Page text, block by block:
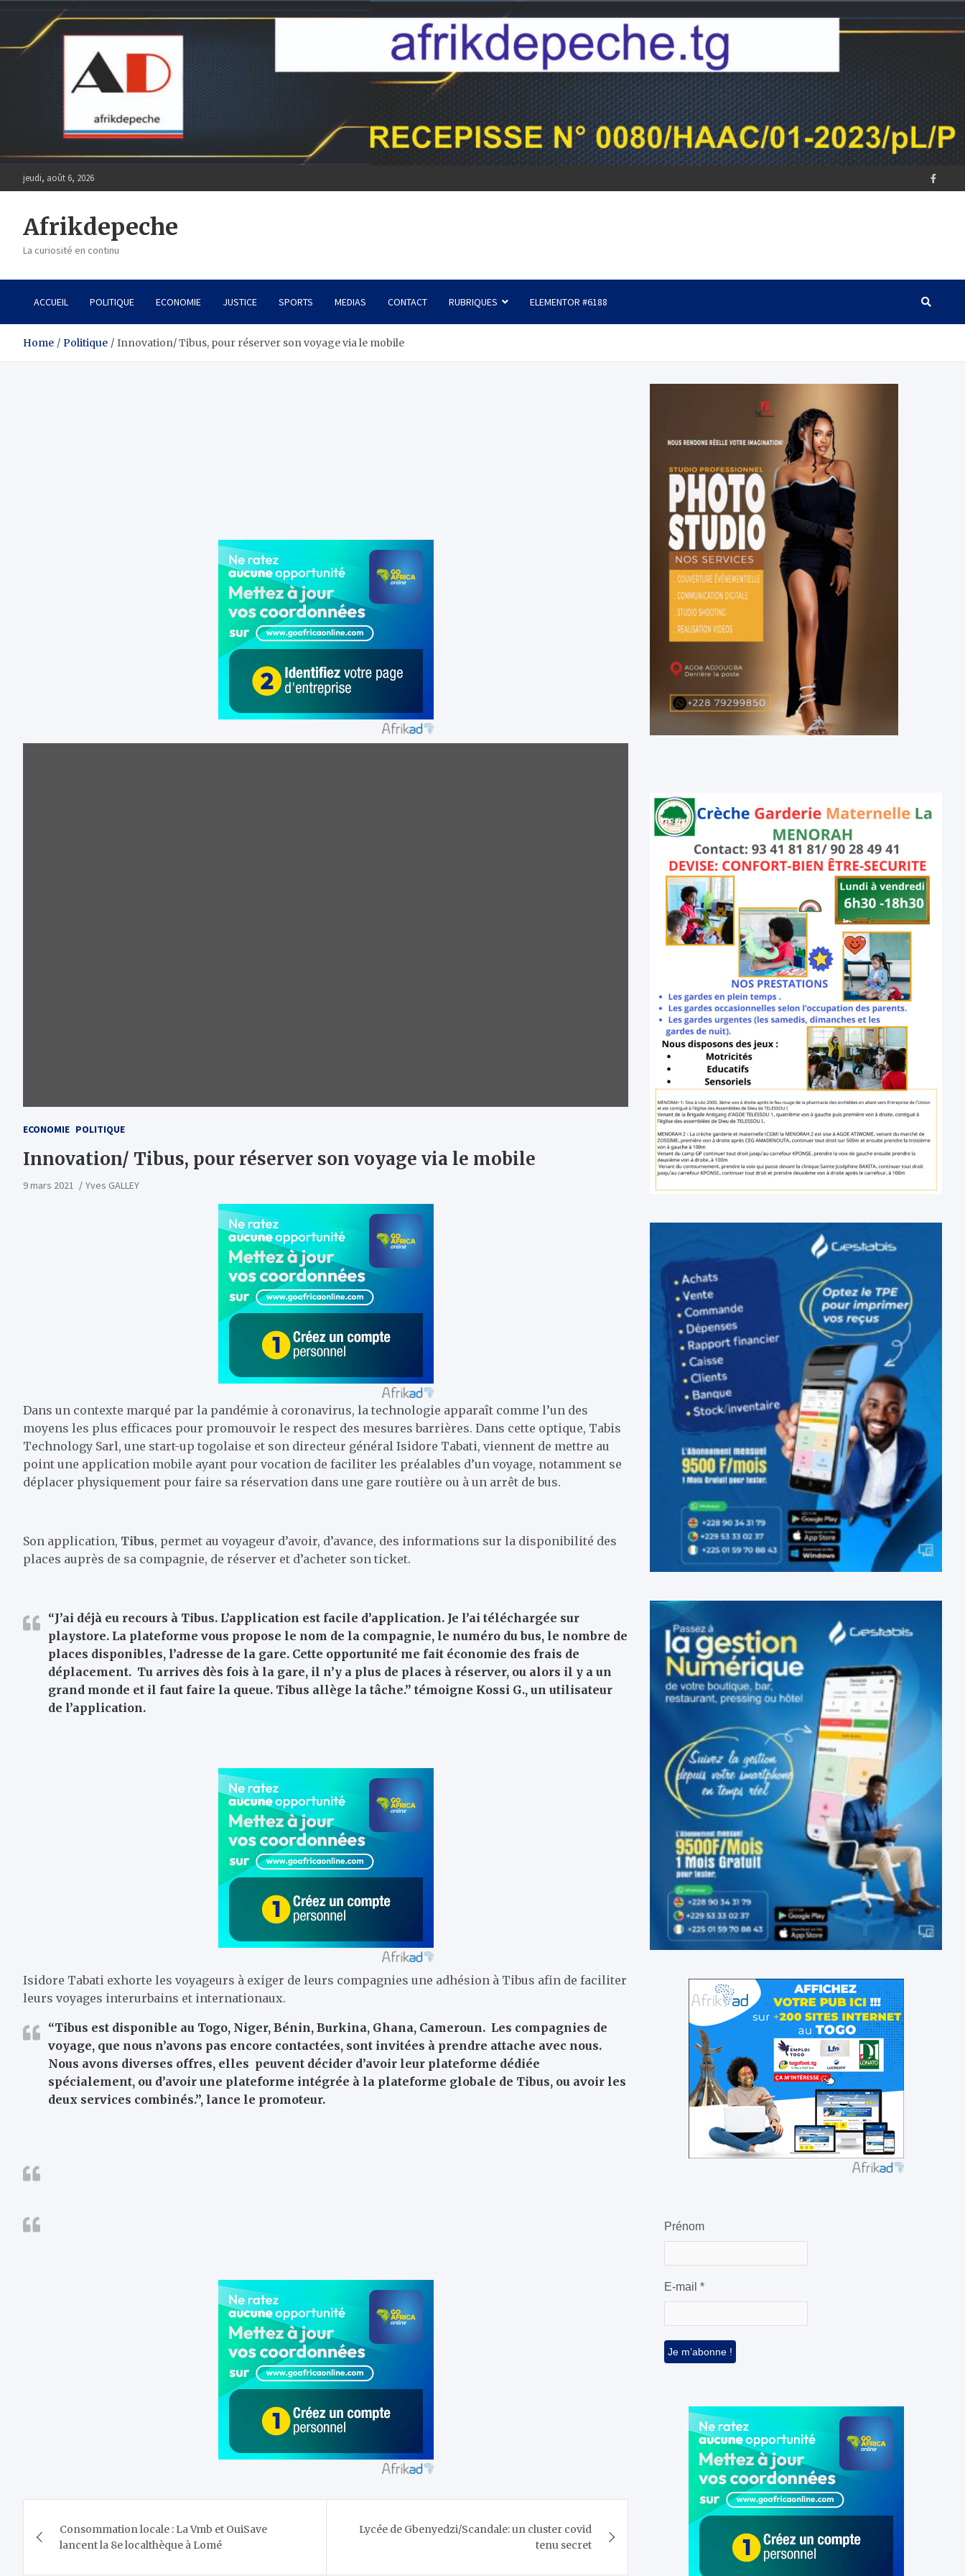
Skip
content
jeudi, août 6, 2026
Afrikdepeche
La curiosité en continu
ACCUEIL POLITIQUE ECONOMIE JUSTICE SPORTS MEDIAS CONTACT RUBRIQUES ELEMENTOR #6188
Home Politique Innovation/ Tibus, pour réserver son voyage via le mobile
ECONOMIE POLITIQUE
Innovation/ Tibus, pour réserver son voyage via le mobile
9 mars 2021 Yves GALLEY
Dans un contexte marqué par la pandémie à coronavirus, la technologie apparaît comme l’un des
moyens les plus efficaces pour promouvoir le respect des mesures barrières. Dans cette optique, Tabis
Technology Sarl, une start-up togolaise et son directeur général Isidore Tabati, viennent de mettre au
point une application mobile ayant pour vocation de faciliter les préalables d’un voyage, notamment se
déplacer physiquement pour faire sa réservation dans une gare routière ou à un arrêt de bus.
Son application, Tibus, permet au voyageur d’avoir, d’avance, des informations sur la disponibilité des
places auprès de sa compagnie, de réserver et d’acheter son ticket.
“J’ai déjà eu recours à Tibus. L’application est facile d’application. Je l’ai téléchargée sur
playstore. La plateforme vous propose le nom de la compagnie, le numéro du bus, le nombre de
places disponibles, l’adresse de la gare. Cette opportunité me fait économie des frais de
déplacement. Tu arrives dès fois à la gare, il n’y a plus de places à réserver, ou alors il y a un
grand monde et il faut faire la queue. Tibus allège la tâche.” témoigne Kossi G., un utilisateur
de l’application.
Isidore Tabati exhorte les voyageurs à exiger de leurs compagnies une adhésion à Tibus afin de faciliter
leurs voyages interurbains et internationaux.
“Tibus est disponible au Togo, Niger, Bénin, Burkina, Ghana, Cameroun. Les compagnies de
voyage, que nous n’avons pas encore contactées, sont invitées à prendre attache avec nous.
Nous avons diverses offres, elles peuvent décider d’avoir leur plateforme dédiée
spécialement, ou d’avoir une plateforme intégrée à la plateforme globale de Tibus, ou avoir les
deux services combinés.”, lance le promoteur.
de
Consommation locale : La Vmb et OuiSave
lancent la 8e localthèque à Lomé
Lycée de Gbenyedzi/Scandale: un cluster covid
tenu secret
Prénom
E-mail*